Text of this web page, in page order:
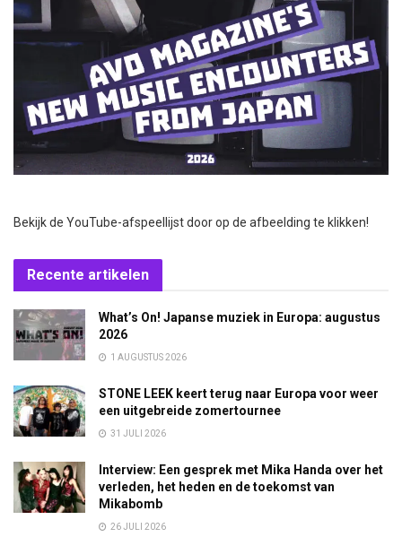
Bekijk de YouTube-afspeellijst door op de afbeelding te klikken!
Recente artikelen
What’s On! Japanse muziek in Europa: augustus
2026
1 AUGUSTUS 2026
STONE LEEK keert terug naar Europa voor weer
een uitgebreide zomertournee
31 JULI 2026
Interview: Een gesprek met Mika Handa over het
verleden, het heden en de toekomst van
Mikabomb
26 JULI 2026